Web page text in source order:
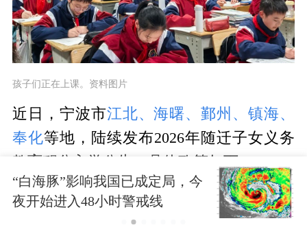
孩子们正在上课。资料图片
近日，宁波市江北、海曙、鄞州、镇海、
奉化等地，陆续发布2026年随迁子女义务
江北区
2026年江北区流动人口随迁子女入读小学
“白海豚”影响我国已成定局，今
夜开始进入48小时警戒线